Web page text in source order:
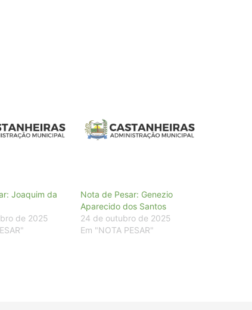
Joaquim da
de 2025
Nota de Pesar: Genezio
Aparecido dos Santos
24 de outubro de 2025
Em "NOTA PESAR"